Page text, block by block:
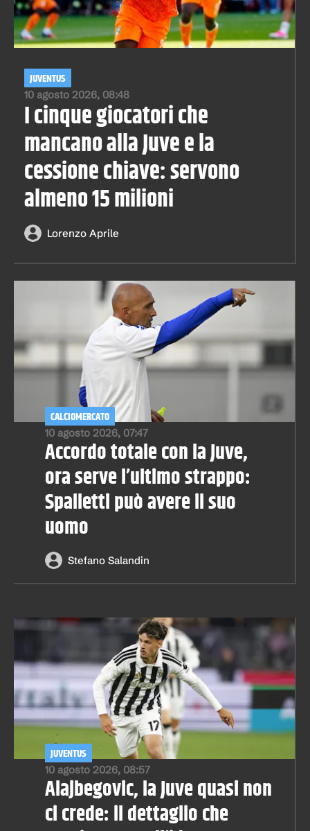
10 agosto 2026, 08:48
JUVENTUS
I cinque giocatori che
mancano alla Juve e la
cessione chiave: servono
almeno 15 milioni
Lorenzo Aprile
10 agosto 2026, 07:47
CALCIOMERCATO
Accordo totale con la Juve,
ora serve l’ultimo strappo:
Spalletti può avere il suo
uomo
Stefano Salandin
10 agosto 2026, 08:57
JUVENTUS
Alajbegovic, la Juve quasi non
ci crede: il dettaglio che